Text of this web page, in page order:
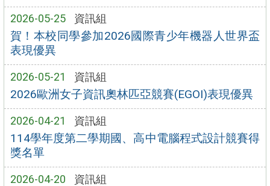
2026-05-25 資訊組
賀！本校同學參加2026國際青少年機器人世界盃
表現優異
2026-05-21 資訊組
2026歐洲女子資訊奧林匹亞競賽(EGOI)表現優異
2026-04-21 資訊組
114學年度第二學期國、高中電腦程式設計競賽得
獎名單
2026-04-20 資訊組